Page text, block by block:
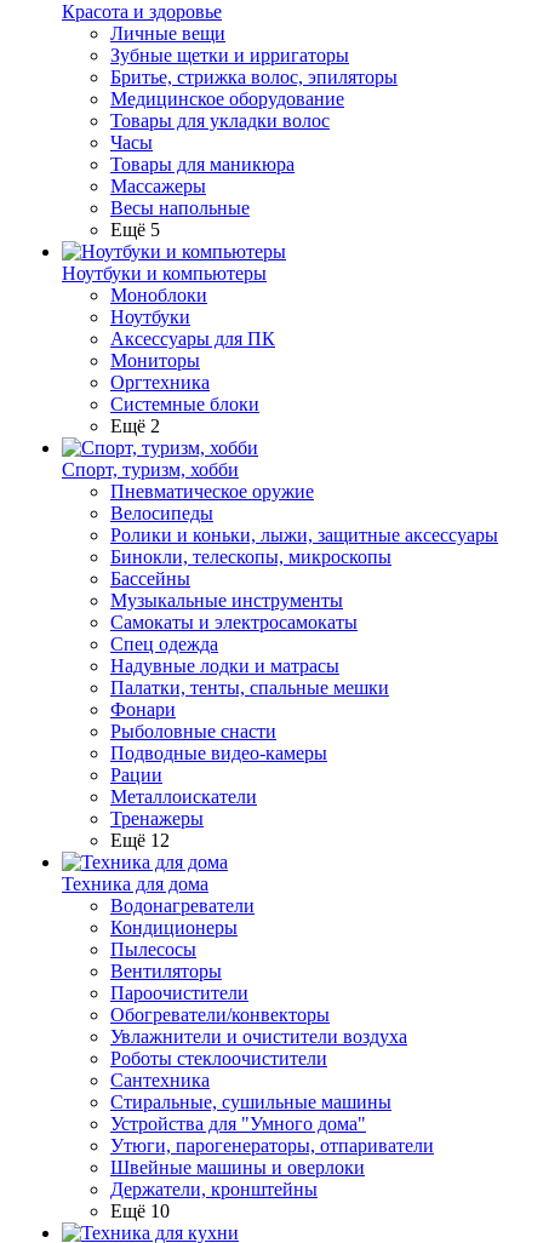
Красота и здоровье
Личные вещи
Зубные щетки и ирригаторы
Бритье, стрижка волос, эпиляторы
Медицинское оборудование
Товары для укладки волос
Часы
Товары для маникюра
Массажеры
Весы напольные
Ещё 5
Ноутбуки и компьютеры
Моноблоки
Ноутбуки
Аксессуары для ПК
Мониторы
Оргтехника
Системные блоки
Ещё 2
Спорт, туризм, хобби
Пневматическое оружие
Велосипеды
Ролики и коньки, лыжи, защитные аксессуары
Бинокли, телескопы, микроскопы
Бассейны
Музыкальные инструменты
Самокаты и электросамокаты
Спец одежда
Надувные лодки и матрасы
Палатки, тенты, спальные мешки
Фонари
Рыболовные снасти
Подводные видео-камеры
Рации
Металлоискатели
Тренажеры
Ещё 12
Техника для дома
Водонагреватели
Кондиционеры
Пылесосы
Вентиляторы
Пароочистители
Обогреватели/конвекторы
Увлажнители и очистители воздуха
Роботы стеклоочистители
Сантехника
Стиральные, сушильные машины
Устройства для "Умного дома"
Утюги, парогенераторы, отпариватели
Швейные машины и оверлоки
Держатели, кронштейны
Ещё 10